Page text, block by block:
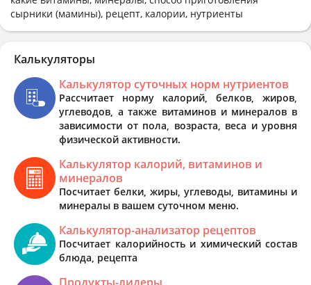
сырники (мамины), рецепт, калории, нутриенты
Калькуляторы
Калькулятор суточных норм нутриентов
Рассчитает норму калорий, белков, жиров,
углеводов, а также витаминов и минералов в
зависимости от пола, возраста, веса и уровня
физической активности.
Калькулятор калорий, витаминов и
минералов
Посчитает белки, жиры, углеводы, витамины и
минералы в вашем суточном меню.
Калькулятор-анализатор рецептов
Посчитает калорийность и химический состав
блюда, рецепта